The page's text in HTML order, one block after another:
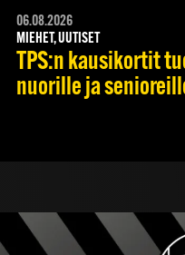
06.08.2026
MIEHET, UUTISET
TPS:n kausikortit
nuorille ja